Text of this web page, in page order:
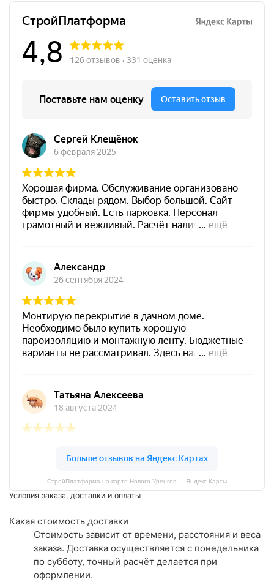
внутреннего для улучшения теплоизоляции. Для малых
зданий допускается использование плит с
ветрозащитными мембранами.
СтройПлатформа на карте Нового Уренгоя — Яндекс Карты
Условия заказа, доставки и оплаты
Какая стоимость доставки
Стоимость зависит от времени, расстояния и веса
заказа. Доставка осуществляется с понедельника
по субботу, точный расчёт делается при
оформлении.